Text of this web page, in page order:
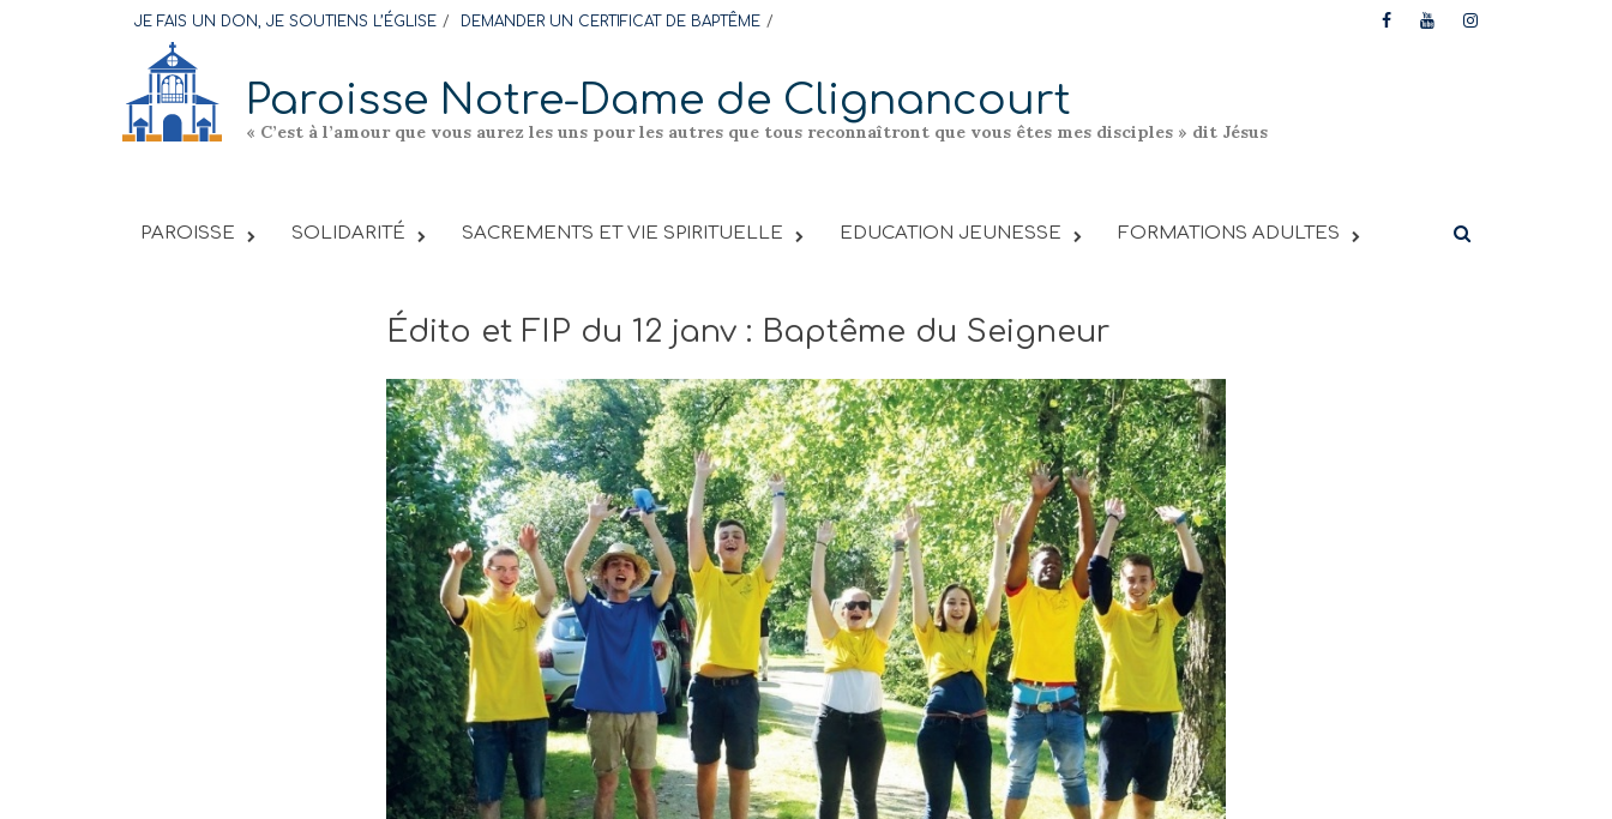
content
JE FAIS UN DON, JE SOUTIENS L’ÉGLISE DEMANDER UN CERTIFICAT DE BAPTÊME
Paroisse Notre-Dame de Clignancourt
« C’est à l’amour que vous aurez les uns pour les autres que tous reconnaîtront que vous êtes mes disciples » dit Jésus
PAROISSE SOLIDARITÉ SACREMENTS ET VIE SPIRITUELLE EDUCATION JEUNESSE FORMATIONS ADULTES
Édito et FIP du 12 janv : Baptême du Seigneur